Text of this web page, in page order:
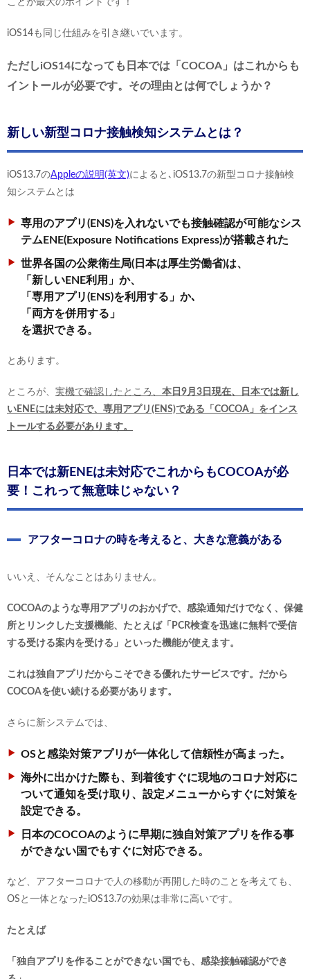
iOS14も同じ仕組みを引き継いでいます。
ただしiOS14になっても日本では「COCOA」はこれからも
イントールが必要です。その理由とは何でしょうか？
新しい新型コロナ接触検知システムとは？
iOS13.7のAppleの説明(英文)によると､iOS13.7の新型コロナ接触検
知システムとは
専用のアプリ(ENS)を入れないでも接触確認が可能なシス
テムENE(Exposure Notifications Express)が搭載された
世界各国の公衆衛生局(日本は厚生労働省)は、
「新しいENE利用」か、
「専用アプリ(ENS)を利用する」か､
「両方を併用する」
を選択できる。
とあります。
ところが、 実機で確認したところ、 本日9月3日現在、日本では新し
いENEには未対応で、専用アプリ(ENS)である「COCOA」をインス
トールする必要があります。
日本では新ENEは未対応でこれからもCOCOAが必
要！これって無意味じゃない？
アフターコロナの時を考えると、大きな意義がある
いいえ、そんなことはありません。
COCOAのような専用アプリのおかげで、感染通知だけでなく、保健
所とリンクした支援機能、たとえば「PCR検査を迅速に無料で受信
する受ける案内を受ける」といった機能が使えます。
これは独自アプリだからこそできる優れたサービスです。だから
COCOAを使い続ける必要があります。
さらに新システムでは、
OSと感染対策アプリが一体化して信頼性が高まった。
海外に出かけた際も、到着後すぐに現地のコロナ対応に
ついて通知を受け取り、設定メニューからすぐに対策を
設定できる。
日本のCOCOAのように早期に独自対策アプリを作る事
ができない国でもすぐに対応できる。
など、アフターコロナで人の移動が再開した時のことを考えても、
OSと一体となったiOS13.7の効果は非常に高いです。
たとえば
「独自アプリを作ることができない国でも、感染接触確認ができ